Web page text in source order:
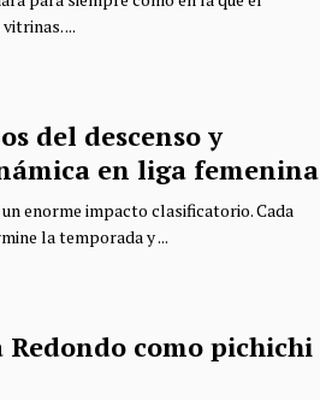
...
del descenso y
en liga femenina
enorme impacto clasificatorio. Cada
la temporada y ...
como pichichi